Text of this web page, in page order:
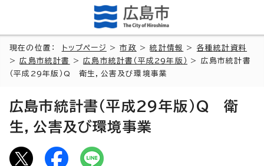
現在の位置： トップページ >市政 >統計情報 > 各種統計資料
>広島市統計書 >広島市統計書（平成29年版）
> 広島市統計書
（平成29年版）Q 衛生，公害及び環境事業
広島市統計書（平成29年版）Q 衛
生，公害及び環境事業